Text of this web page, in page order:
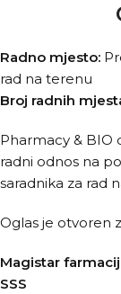
Radno mjesto:
rad na terenu
Broj radnih
Pharmacy & BIO
radni odnos na
saradnika za rad
Oglas je otvoren
Magistar
SSS